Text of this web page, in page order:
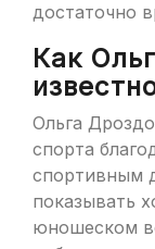
достаточно
Как
Ольга
спорта
спортивным
показывать
юношеском